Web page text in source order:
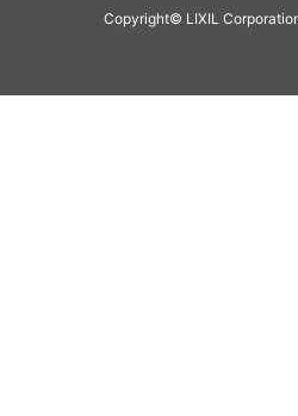
Copyright© LIXIL